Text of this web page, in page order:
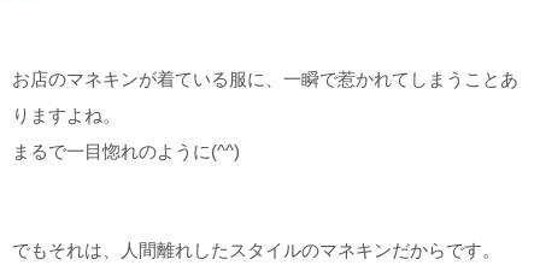
お店のマネキンが着ている服に、一瞬で惹かれてしまうことあ
りますよね。
まるで一目惚れのように(^^)
でもそれは、人間離れしたスタイルのマネキンだからです。